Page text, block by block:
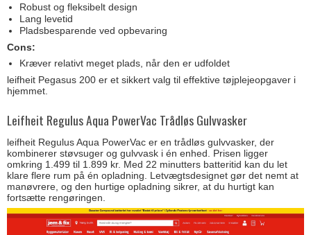
Robust og fleksibelt design
Lang levetid
Pladsbesparende ved opbevaring
Cons:
Kræver relativt meget plads, når den er udfoldet
leifheit Pegasus 200 er et sikkert valg til effektive tøjplejeopgaver i
hjemmet.
Leifheit Regulus Aqua PowerVac Trådløs Gulvvasker
leifheit Regulus Aqua PowerVac er en trådløs gulvvasker, der
kombinerer støvsuger og gulvvask i én enhed. Prisen ligger
omkring 1.499 til 1.899 kr. Med 22 minutters batteritid kan du let
klare flere rum på én opladning. Letvægtsdesignet gør det nemt at
manøvrere, og den hurtige opladning sikrer, at du hurtigt kan
fortsætte rengøringen.